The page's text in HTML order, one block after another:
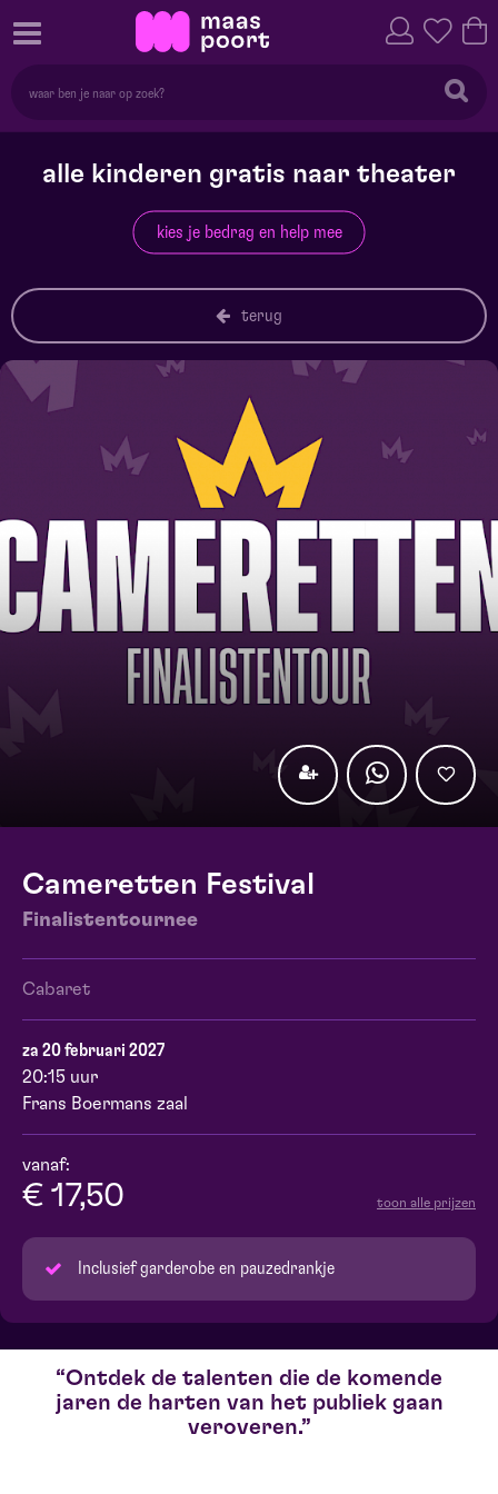
alle kinderen gratis naar theater
kies je bedrag en help mee
terug
Cameretten Festival
Finalistentournee
Cabaret
za 20 februari 2027
20:15 uur
Frans Boermans zaal
vanaf:
€ 17,50 toon alle prijzen
Inclusief garderobe en pauzedrankje
Ontdek de talenten die de komende
jaren de harten van het publiek gaan
veroveren.